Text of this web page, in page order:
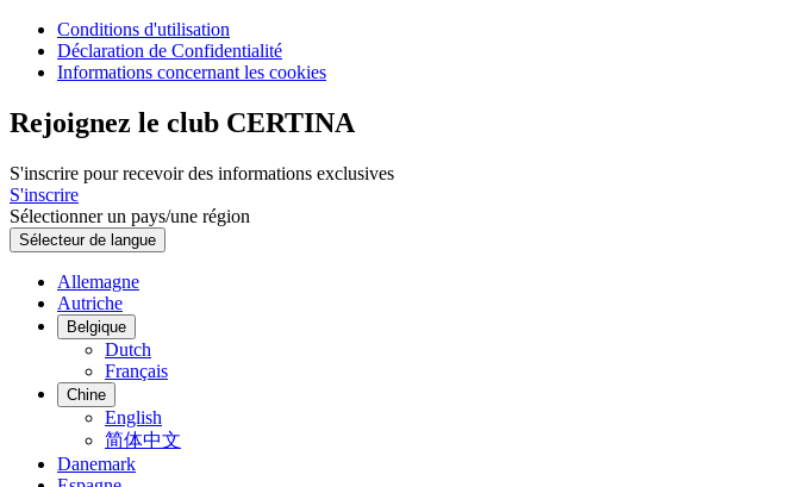
Conditions d'utilisation
Déclaration de Confidentialité
Informations concernant les cookies
Rejoignez le club CERTINA
S'inscrire pour recevoir des informations exclusives
S'inscrire
Sélectionner un pays/une région
Sélecteur de langue
Allemagne
Autriche
Belgique
Dutch
Français
Chine
English
简体中文
Danemark